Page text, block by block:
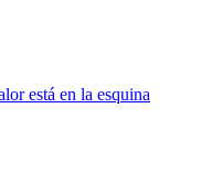
está en la esquina